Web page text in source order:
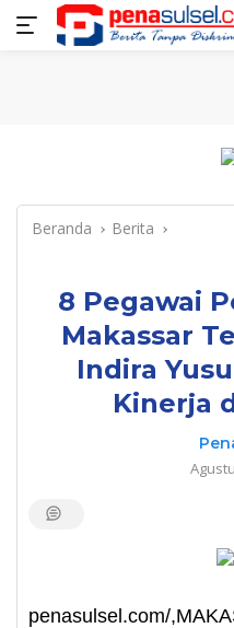
Langsung
Home Nasional
Beranda Berita
8 Pegawai
Makassar
Indira
Kinerja
penasulsel.com/